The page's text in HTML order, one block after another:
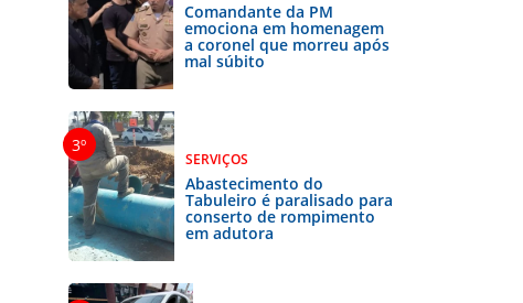
Comandante da PM
emociona em homenagem
a coronel que morreu após
mal súbito
SERVIÇOS
Abastecimento do
Tabuleiro é paralisado para
conserto de rompimento
em adutora